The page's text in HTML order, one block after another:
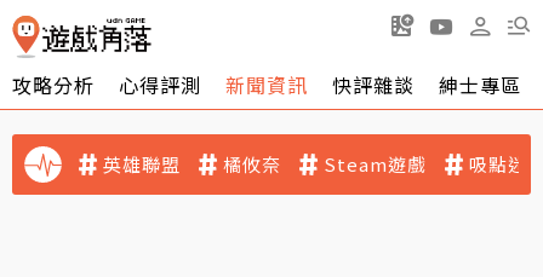
攻略分析 心得評測 新聞資訊 快評雜談 紳士專區
英雄聯盟 橘攸奈 Steam遊戲 吸點迷